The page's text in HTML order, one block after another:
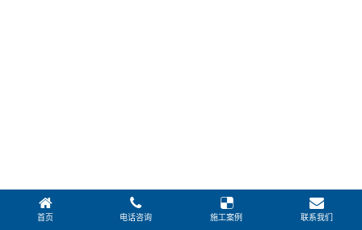
首页 电话咨询 施工案例 联系我们